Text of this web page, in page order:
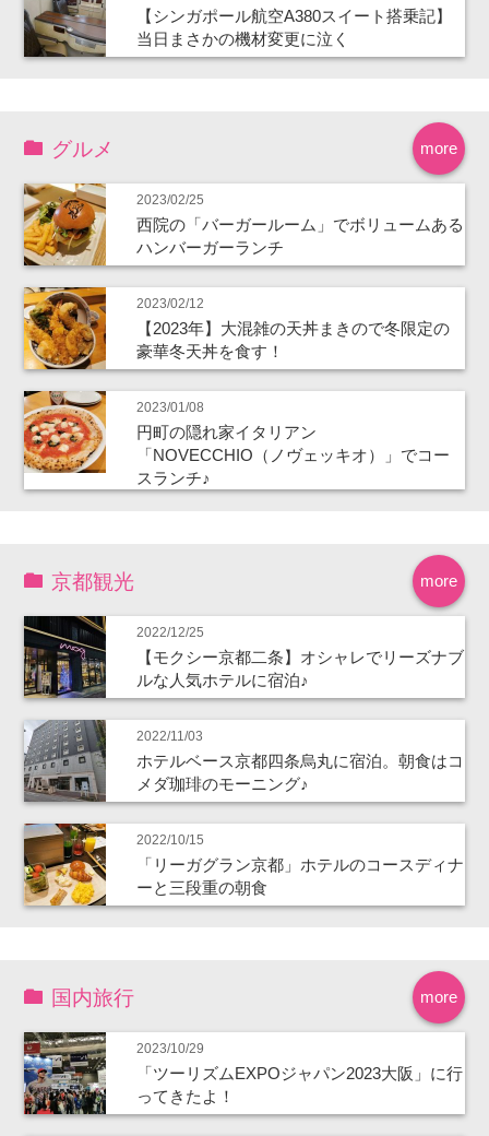
【シンガポール航空A380スイート搭乗記】
当日まさかの機材変更に泣く
more
グルメ
2023/02/25
西院の「バーガールーム」でボリュームある
ハンバーガーランチ
2023/02/12
【2023年】大混雑の天丼まきので冬限定の
豪華冬天丼を食す！
2023/01/08
円町の隠れ家イタリアン
「NOVECCHIO（ノヴェッキオ）」でコー
スランチ♪
more
京都観光
2022/12/25
【モクシー京都二条】オシャレでリーズナブ
ルな人気ホテルに宿泊♪
2022/11/03
ホテルベース京都四条烏丸に宿泊。朝食はコ
メダ珈琲のモーニング♪
2022/10/15
「リーガグラン京都」ホテルのコースディナ
ーと三段重の朝食
more
国内旅行
2023/10/29
「ツーリズムEXPOジャパン2023大阪」に行
ってきたよ！